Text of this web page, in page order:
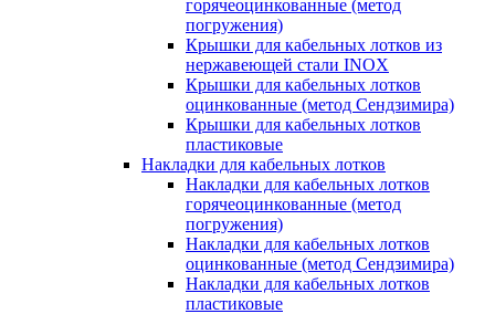
горячеоцинкованные (метод
погружения)
Крышки для кабельных лотков из
нержавеющей стали INOX
Крышки для кабельных лотков
оцинкованные (метод Сендзимира)
Крышки для кабельных лотков
пластиковые
Накладки для кабельных лотков
Накладки для кабельных лотков
горячеоцинкованные (метод
погружения)
Накладки для кабельных лотков
оцинкованные (метод Сендзимира)
Накладки для кабельных лотков
пластиковые